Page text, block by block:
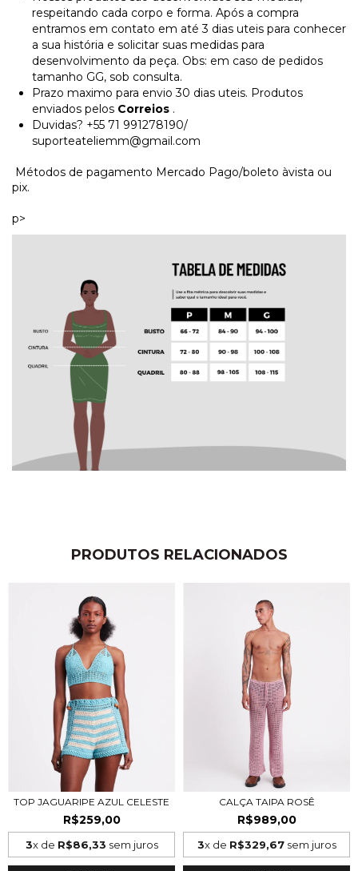
respeitando cada corpo e forma. Após a compra
entramos em contato em até 3 dias uteis para conhecer
a sua história e solicitar suas medidas para
desenvolvimento da peça. Obs: em caso de pedidos
tamanho GG, sob consulta.
Prazo maximo para envio 30 dias uteis. Produtos
enviados pelos Correios .
Duvidas? +55 71 991278190/
suporteateliemm@gmail.com
Métodos de pagamento Mercado Pago/boleto àvista ou
pix.
p>
PRODUTOS RELACIONADOS
TOP JAGUARIPE AZUL CELESTE
R$259,00
3x de R$86,33 sem juros
CALÇA TAIPA ROSÊ
R$989,00
3x de R$329,67sem juros